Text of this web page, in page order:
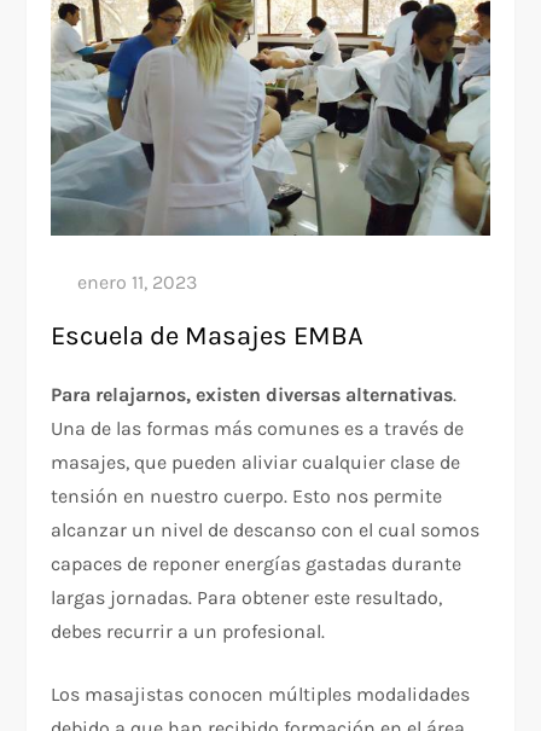
Escuela de Masajes EMBA
Para relajarnos, existen diversas alternativas.
Una de las formas más comunes es a través de
masajes, que pueden aliviar cualquier clase de
tensión en nuestro cuerpo. Esto nos permite
alcanzar un nivel de descanso con el cual somos
capaces de reponer energías gastadas durante
largas jornadas. Para obtener este resultado,
debes recurrir a un profesional.
Los masajistas conocen múltiples modalidades